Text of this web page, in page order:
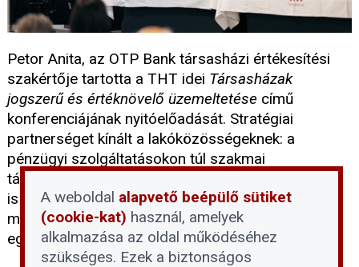
Petor Anita, az OTP Bank társasházi értékesítési
szakértője tartotta a THT idei Társasházak
jogszerű és értéknövelő üzemeltetése című
konferenciájának nyitóelőadását. Stratégiai
partnerséget kínált a lakóközösségeknek: a
pénzügyi szolgáltatásokon túl szakmai
támogatással, piaci ismeretekkel és tapasztalattal
is segíti őket a tervezett beruházások sikeres
megvalósításában. Fontos gyakorlati teendőkre és
egy jogi csapdára is felhívta a figyelmet.
A weboldal alapvető beépülő sütiket
(cookie-kat) használ, amelyek
alkalmazása az oldal működéséhez
szükséges. Ezek a biztonságos